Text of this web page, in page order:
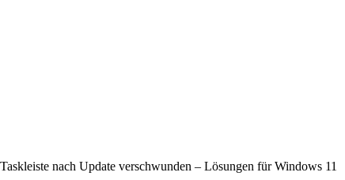
Taskleiste nach Update verschwunden – Lösungen für Windows 11